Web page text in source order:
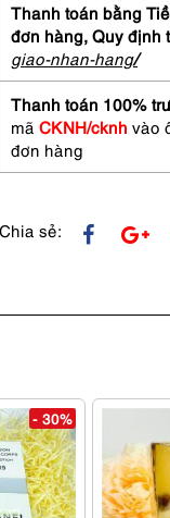
MONOBULLE
mono
Lidschatten
2g
eyeshadow-
Chưa
sử
lượng
Thanh toán bằng
đơn hàng, Quy định
giao-nhan-hang/
Thanh toán 100%
mã CKNH/cknh vào
đơn hàng
Chia sẻ:
- 30%